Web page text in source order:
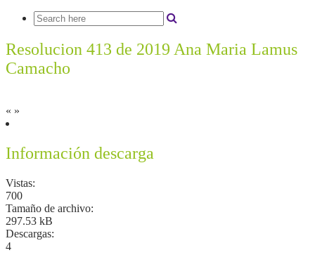
Resolucion 413 de 2019 Ana Maria Lamus
Camacho
« »
Información descarga
Vistas:
700
Tamaño de archivo:
297.53 kB
Descargas:
4